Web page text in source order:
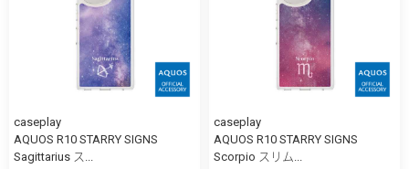
caseplay
AQUOS R10 STARRY SIGNS
Sagittarius ス...
caseplay
AQUOS R10 STARRY SIGNS
Scorpio スリム...